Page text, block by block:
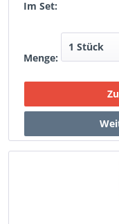
Im Set:
Menge: